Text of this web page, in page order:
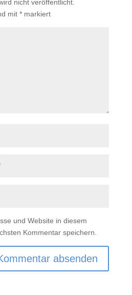
nicht veröffentlicht.
mit *markiert
und Website in diesem
Kommentar speichern.